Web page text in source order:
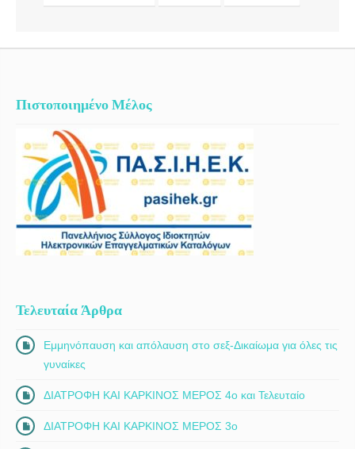
Πιστοποιημένο Μέλος
Τελευταία Άρθρα
Εμμηνόπαυση και απόλαυση στο σεξ-Δικαίωμα για όλες τις
γυναίκες
ΔΙΑΤΡΟΦΗ ΚΑΙ ΚΑΡΚΙΝΟΣ ΜΕΡΟΣ 4ο και Τελευταίο
ΔΙΑΤΡΟΦΗ ΚΑΙ ΚΑΡΚΙΝΟΣ ΜΕΡΟΣ 3ο